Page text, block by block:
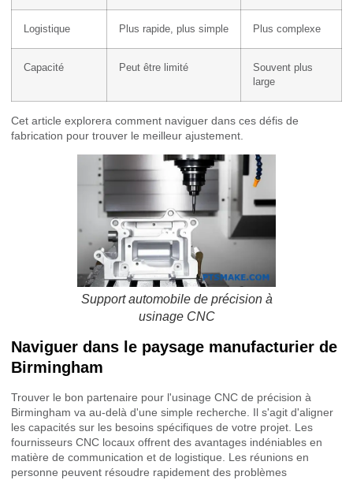
Logistique Plus rapide, plus simple Plus complexe
Capacité Peut être limité
Souvent plus
large
Cet article explorera comment naviguer dans ces défis de
fabrication pour trouver le meilleur ajustement.
Support automobile de précision à
usinage CNC
Naviguer dans le paysage manufacturier de
Birmingham
Trouver le bon partenaire pour l'usinage CNC de précision à
Birmingham va au-delà d'une simple recherche. Il s'agit d'aligner
les capacités sur les besoins spécifiques de votre projet. Les
fournisseurs CNC locaux offrent des avantages indéniables en
matière de communication et de logistique. Les réunions en
personne peuvent résoudre rapidement des problèmes